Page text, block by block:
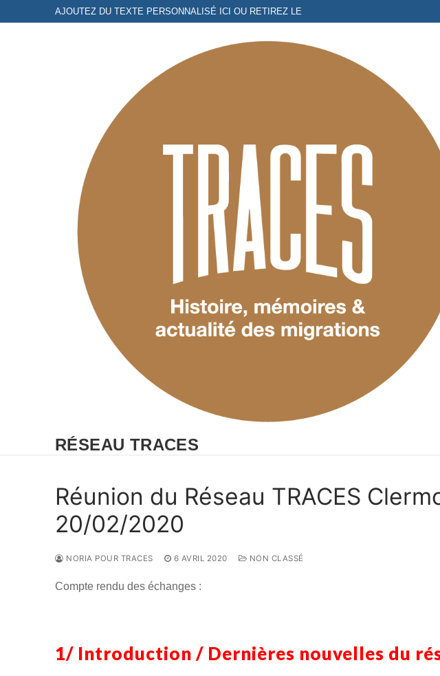
au
AJOUTEZ DU TEXTE PERSONNALISÉ ICI OU RETIREZ LE
RÉSEAU TRACES
Réunion du Réseau TRACES
20/02/2020
NORIA POUR TRACES 6 AVRIL 2020 NON CLASSÉ
Compte rendu des échanges :
1/ Introduction / Dernières nouvelles du